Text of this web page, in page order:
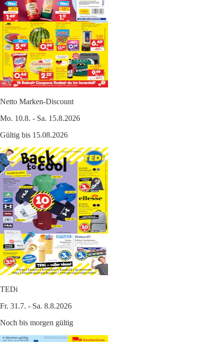
Netto Marken-Discount
Mo. 10.8. - Sa. 15.8.2026
Gültig bis 15.08.2026
TEDi
Fr. 31.7. - Sa. 8.8.2026
Noch bis morgen gültig